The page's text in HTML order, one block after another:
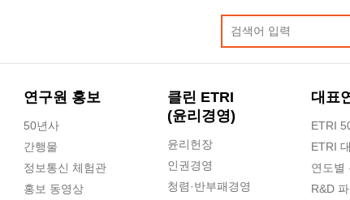
연구원 홍보
50년사
간행물
정보통신 체험관
홍보 동영상
클린 ETRI
(윤리경영)
윤리헌장
인권경영
청렴·반부패경영
대표
ETRI
ETRI
연도별
R&D